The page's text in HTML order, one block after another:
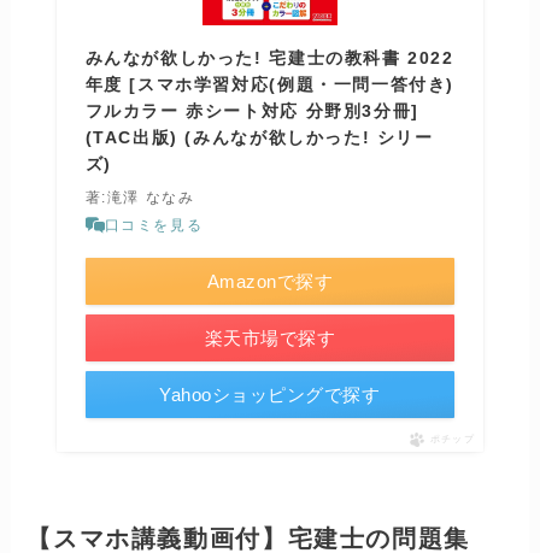
みんなが欲しかった! 宅建士の教科書 2022
年度 [スマホ学習対応(例題・一問一答付き)
フルカラー 赤シート対応 分野別3分冊]
(TAC出版) (みんなが欲しかった! シリー
ズ)
著:滝澤 ななみ
口コミを見る
Amazonで探す
楽天市場で探す
Yahooショッピングで探す
ポチップ
【スマホ講義動画付】宅建士の問題集